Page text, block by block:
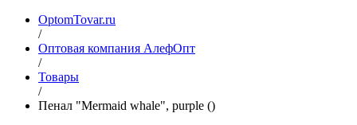
OptomTovar.ru
/
Оптовая компания АлефОпт
/
Товары
/
Пенал "Mermaid whale", purple ()